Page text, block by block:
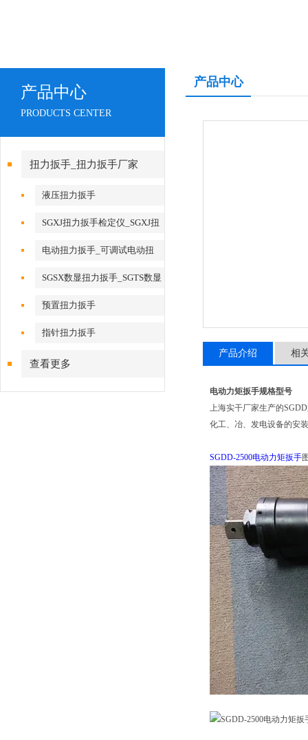
产品中心
PRODUCTS CENTER
扭力扳手_扭力扳手厂家
液压扭力扳手
SGXJ扭力扳手检定仪_SGXJ扭
矩扳手检定仪
电动扭力扳手_可调试电动扭
SGSX数显扭力扳手_SGTS数显
扭力扳手
预置扭力扳手
指针扭力扳手
查看更多
产品中心
产品介绍 相
电动力矩扳手规格型号
上海实干厂家生产的
化工、冶、发电设备的安
SGDD-2500电动力矩扳手